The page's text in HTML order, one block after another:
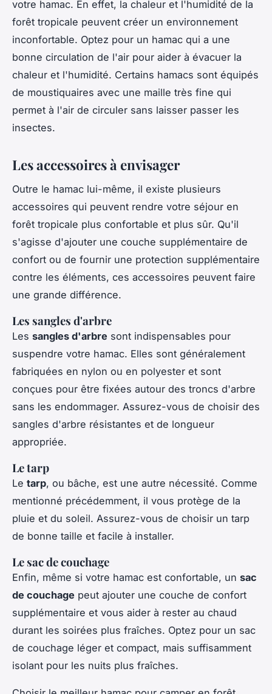
votre hamac. En effet, la chaleur et l'humidité de la
forêt tropicale peuvent créer un environnement
inconfortable. Optez pour un hamac qui a une
bonne circulation de l'air pour aider à évacuer la
chaleur et l'humidité. Certains hamacs sont équipés
de moustiquaires avec une maille très fine qui
permet à l'air de circuler sans laisser passer les
insectes.
Les accessoires à envisager
Outre le hamac lui-même, il existe plusieurs
accessoires qui peuvent rendre votre séjour en
forêt tropicale plus confortable et plus sûr. Qu'il
s'agisse d'ajouter une couche supplémentaire de
confort ou de fournir une protection supplémentaire
contre les éléments, ces accessoires peuvent faire
une grande différence.
Les sangles d'arbre
Les sangles d'arbre sont indispensables pour
suspendre votre hamac. Elles sont généralement
fabriquées en nylon ou en polyester et sont
conçues pour être fixées autour des troncs d'arbre
sans les endommager. Assurez-vous de choisir des
sangles d'arbre résistantes et de longueur
appropriée.
Le tarp
Le tarp, ou bâche, est une autre nécessité. Comme
mentionné précédemment, il vous protège de la
pluie et du soleil. Assurez-vous de choisir un tarp
de bonne taille et facile à installer.
Le sac de couchage
Enfin, même si votre hamac est confortable, un sac
de couchage peut ajouter une couche de confort
supplémentaire et vous aider à rester au chaud
durant les soirées plus fraîches. Optez pour un sac
de couchage léger et compact, mais suffisamment
isolant pour les nuits plus fraîches.